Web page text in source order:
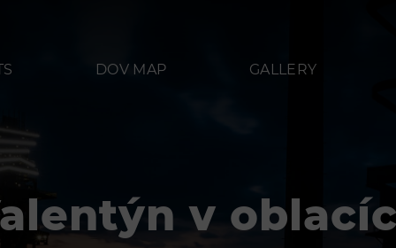
DOV MAP GALLERY
v
Refreshments